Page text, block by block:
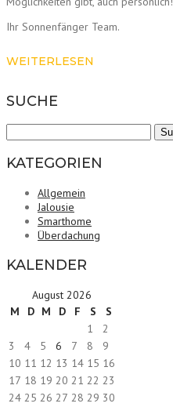
Ihr Sonnenfänger Team.
WEITERLESEN
SUCHE
nach:
KATEGORIEN
Allgemein
Jalousie
Smarthome
Überdachung
KALENDER
August 2026
M
D M D F S
S
1
2
3
4 5 6 7 8
9
10 11 12 13 14 15 16
17 18 19 20 21 22 23
24 25 26 27 28 29 30